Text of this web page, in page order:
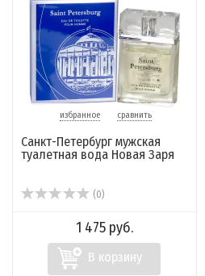
избранное сравнить
Санкт-Петербург мужская
туалетная вода Новая Заря
(0)
1 475 руб.
В корзину